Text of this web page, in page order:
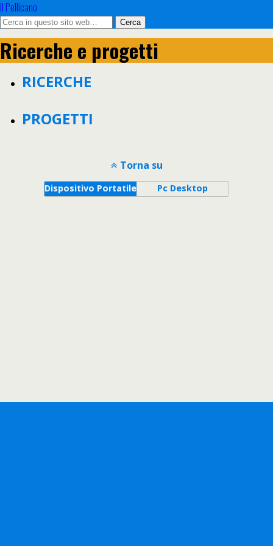
Il Pellicano
Ricerche e progetti
RICERCHE
PROGETTI
Torna su
Dispositivo Portatile Pc Desktop